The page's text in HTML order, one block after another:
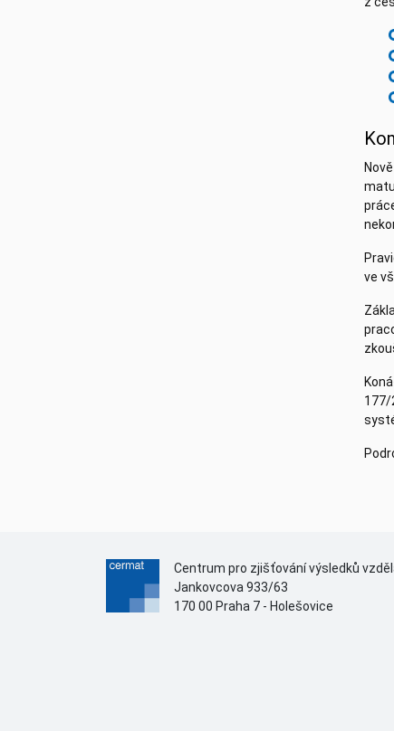
ve
177/
Centrum pro zjišťování výsledků
Jankovcova 933/63
170 00 Praha 7 - Holešovice